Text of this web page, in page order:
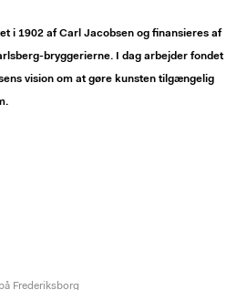
i 1902 af Carl Jacobsen og finansieres af
bryggerierne. I dag arbejder fondet
vision om at gøre kunsten tilgængelig
Frederiksborg